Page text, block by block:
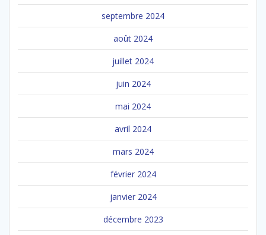
septembre 2024
août 2024
juillet 2024
juin 2024
mai 2024
avril 2024
mars 2024
février 2024
janvier 2024
décembre 2023